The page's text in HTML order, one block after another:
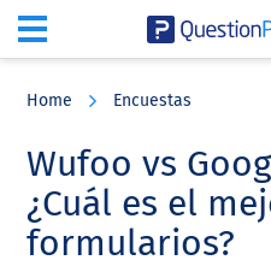
content
sidebar
Home Encuestas
Wufoo vs
¿Cuál es el
formularios?